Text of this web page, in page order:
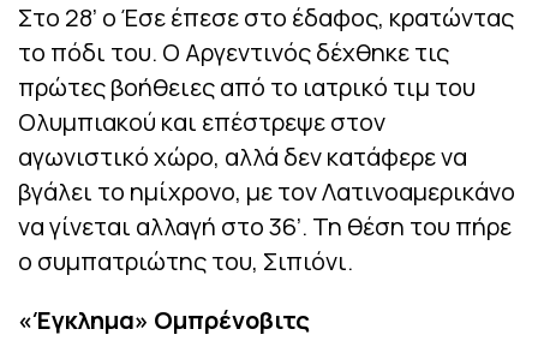
Στο 28’ ο Έσε έπεσε στο έδαφος, κρατώντας
το πόδι του. Ο Αργεντινός δέχθηκε τις
πρώτες βοήθειες από το ιατρικό τιμ του
Ολυμπιακού και επέστρεψε στον
αγωνιστικό χώρο, αλλά δεν κατάφερε να
βγάλει το ημίχρονο, με τον Λατινοαμερικάνο
να γίνεται αλλαγή στο 36’. Τη θέση του πήρε
ο συμπατριώτης του, Σιπιόνι.
«Έγκλημα» Ομπρένοβιτς